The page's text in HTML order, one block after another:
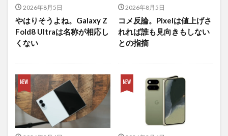
2026年8月5日
やはりそうよね。Galaxy Z
Fold8 Ultraは名称が相応し
くない
2026年8月5日
コメ反論。Pixelは値上げさ
れれば誰も見向きもしない
との指摘